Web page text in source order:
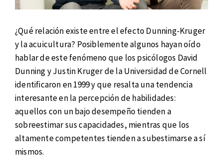
¿Qué relación existe entre el efecto Dunning-Kruger
y la acuicultura? Posiblemente algunos hayan oído
hablar de este fenómeno que los psicólogos David
Dunning y Justin Kruger de la Universidad de Cornell
identificaron en 1999 y que resalta una tendencia
interesante en la percepción de habilidades:
aquellos con un bajo desempeño tienden a
sobreestimar sus capacidades, mientras que los
altamente competentes tienden a subestimarse a sí
mismos.